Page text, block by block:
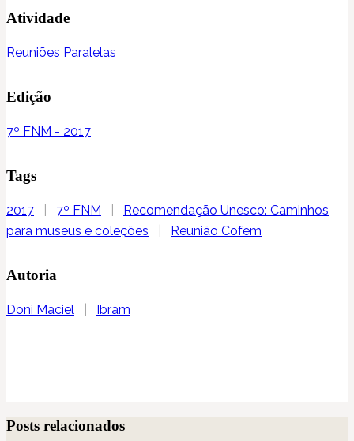
Atividade
Reuniões Paralelas
Edição
7º FNM - 2017
Tags
2017 7º FNM
Recomendação Unesco: Caminhos
para museus e coleções
Reunião Cofem
Autoria
Doni Maciel Ibram
Posts relacionados